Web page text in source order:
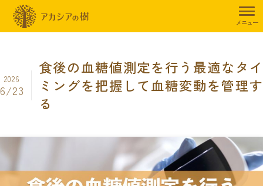
メニュー
トップページ 暮らしのお役立ち情報 食後の血糖値測定
食後の血糖値測定を行う最適なタイ
ミングを把握して血糖変動を管理す
る
2026
6/23